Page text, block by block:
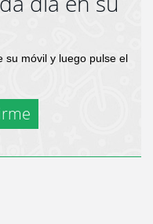
su móvil y luego pulse el